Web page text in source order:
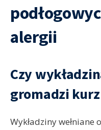
alergii
Czy
gromadzi
Wykładziny